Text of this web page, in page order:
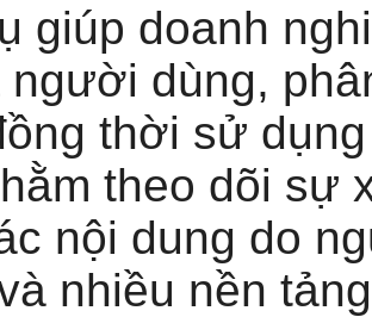
giúp doanh
người dùng,
thời sử
theo dõi sự
nội dung do
nhiều nền